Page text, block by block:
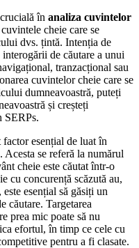
în analiza cuvintelor
cheie care se
dvs. țintă. Intenția de
de căutare a unui
tranzacțional sau
cuvintelor cheie care se
dumneavoastră, puteți
și creșteți
SERPs.
factor esențial de luat în
se referă la numărul
cheie este căutat într-o
cu concurență scăzută au,
esențial să găsiți un
căutare. Targetarea
prea mic poate să nu
efortul, în timp ce cele cu
pentru a fi clasate.